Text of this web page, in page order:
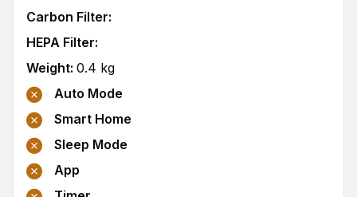
Carbon Filter:
HEPA Filter:
Weight: 0.4 kg
Auto Mode
Smart Home
Sleep Mode
App